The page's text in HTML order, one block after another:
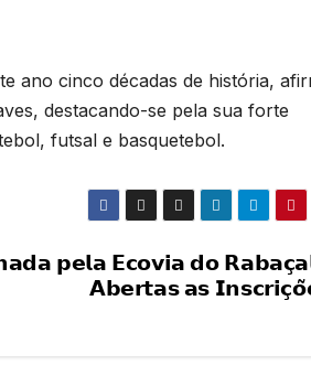
ano cinco décadas de história,
destacando-se pela sua forte
futsal e basquetebol.
𝗽𝗲𝗹𝗮 𝗘𝗰𝗼𝘃𝗶𝗮 𝗱𝗼
𝗔𝗯𝗲𝗿𝘁𝗮𝘀 𝗮𝘀